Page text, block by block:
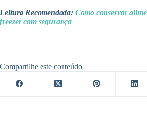
Leitura Recomendada: Como conservar
freezer com segurança
Compartilhe este conteúdo